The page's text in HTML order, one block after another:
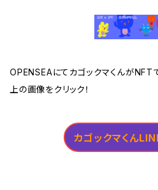
OPENSEAにてカゴックマくんがNFT
上の画像をクリック！
カゴックマくん